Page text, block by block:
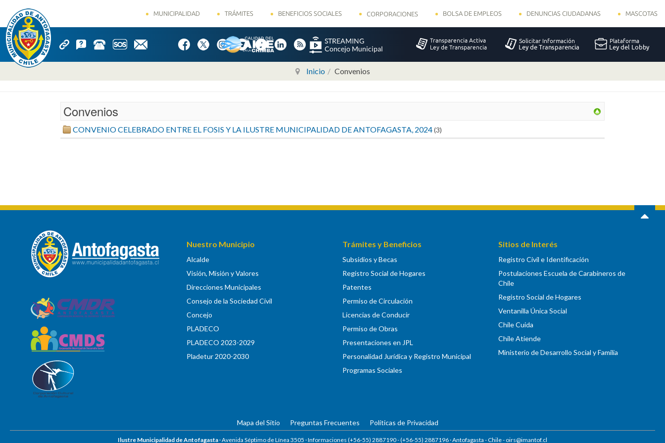
MUNICIPALIDAD TRÁMITES BENEFICIOS SOCIALES CORPORACIONES BOLSA DE EMPLEOS DENUNCIAS CIUDADANAS MASCOTAS
Inicio Convenios
Convenios
CONVENIO CELEBRADO ENTRE EL FOSIS Y LA ILUSTRE MUNICIPALIDAD DE ANTOFAGASTA, 2024(3)
Nuestro Municipio
Alcalde
Visión, Misión y Valores
Direcciones Municipales
Consejo de la Sociedad Civil
Concejo
PLADECO
PLADECO 2023-2029
Pladetur 2020-2030
Trámites y Beneficios
Subsidios y Becas
Registro Social de Hogares
Patentes
Permiso de Circulación
Licencias de Conducir
Permiso de Obras
Presentaciones en JPL
Personalidad Jurídica y Registro Municipal
Programas Sociales
Sitios de Interés
Registro Civil e Identificación
Postulaciones Escuela de Carabineros de
Chile
Registro Social de Hogares
Ventanilla Única Social
Chile Cuida
Chile Atiende
Ministerio de Desarrollo Social y Familia
Mapa del Sitio Preguntas Frecuentes Políticas de Privacidad
Ilustre Municipalidad de Antofagasta· Avenida Séptimo de Línea 3505 · Informaciones (+56-55) 2887190 -(+56-55) 2887196· Antofagasta - Chile - oirs@imantof.cl